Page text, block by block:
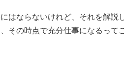
はならないけれど、それを解説
その時点で充分仕事になるって